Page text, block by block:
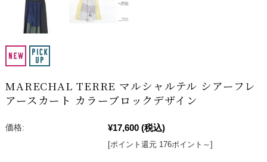
MARECHAL TERRE マルシャルテル シアーフレ
アースカート カラーブロックデザイン
価格: ¥17,600 (税込)
[ポイント還元 176ポイント～]